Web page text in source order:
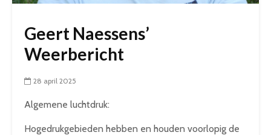
Geert Naessens’
Weerbericht
28 april 2025
Algemene luchtdruk:
Hogedrukgebieden hebben en houden voorlopig de